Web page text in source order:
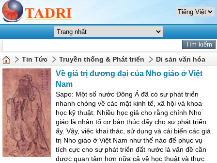
Tin Tức Truyền thống & Phát triển Di sản văn hóa
Về giá trị đương đại của Nho giáo ở Việt
Nam
Sapo: Một số nước Ðông Á đã có sự phát triển
nhanh chóng về các mặt kinh tế, xã hội và khoa
học kỹ thuật. Nhiều học giả cho rằng chính Nho
giáo là nhân tố cơ bản thúc đẩy cho sự phát triển
ấy. Vậy, việc khai thác, sử dụng và cải biến các giá
trị Nho giáo ở Việt Nam như thế nào để phục vụ
tích cực cho sự phát triển đất nước là vấn đề cần
được quan tâm hơn nữa cả về học thuật và thực